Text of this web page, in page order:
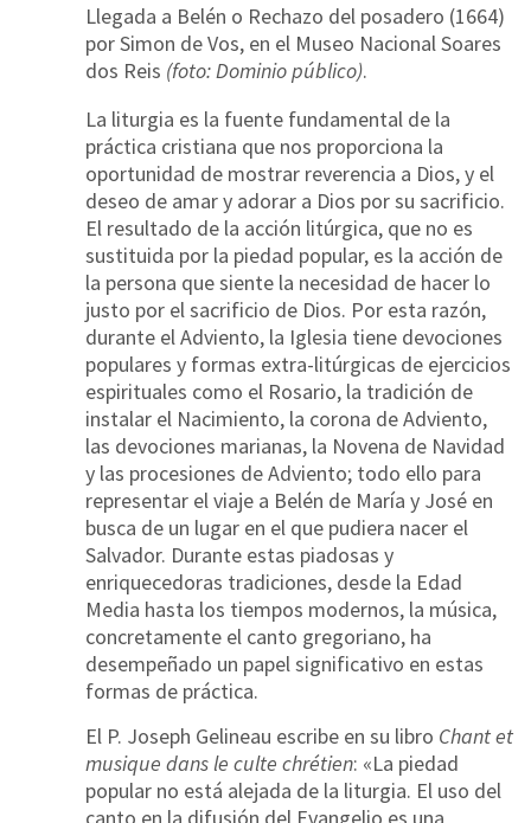
Llegada a Belén o Rechazo del posadero (1664)
por Simon de Vos, en el Museo Nacional Soares
dos Reis (foto: Dominio público).
La liturgia es la fuente fundamental de la
práctica cristiana que nos proporciona la
oportunidad de mostrar reverencia a Dios, y el
deseo de amar y adorar a Dios por su sacrificio.
El resultado de la acción litúrgica, que no es
sustituida por la piedad popular, es la acción de
la persona que siente la necesidad de hacer lo
justo por el sacrificio de Dios. Por esta razón,
durante el Adviento, la Iglesia tiene devociones
populares y formas extra-litúrgicas de ejercicios
espirituales como el Rosario, la tradición de
instalar el Nacimiento, la corona de Adviento,
las devociones marianas, la Novena de Navidad
y las procesiones de Adviento; todo ello para
representar el viaje a Belén de María y José en
busca de un lugar en el que pudiera nacer el
Salvador. Durante estas piadosas y
enriquecedoras tradiciones, desde la Edad
Media hasta los tiempos modernos, la música,
concretamente el canto gregoriano, ha
desempeñado un papel significativo en estas
formas de práctica.
El P. Joseph Gelineau escribe en su libro Chant et
musique dans le culte chrétien: «La piedad
popular no está alejada de la liturgia. El uso del